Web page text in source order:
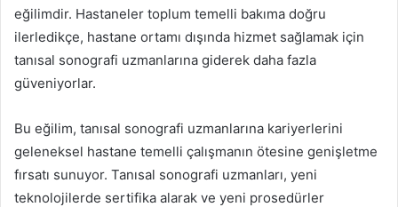
eğilimdir. Hastaneler toplum temelli bakıma doğru
ilerledikçe, hastane ortamı dışında hizmet sağlamak için
tanısal sonografi uzmanlarına giderek daha fazla
güveniyorlar.
Bu eğilim, tanısal sonografi uzmanlarına kariyerlerini
geleneksel hastane temelli çalışmanın ötesine genişletme
fırsatı sunuyor. Tanısal sonografi uzmanları, yeni
teknolojilerde sertifika alarak ve yeni prosedürler